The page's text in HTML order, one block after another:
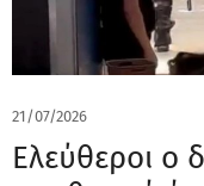
21/07/2026
Ελεύθεροι ο